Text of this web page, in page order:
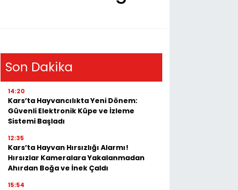
Son Dakika
14:20
Kars’ta Hayvancılıkta Yeni Dönem:
Güvenli Elektronik Küpe ve İzleme
Sistemi Başladı
12:35
Kars’ta Hayvan Hırsızlığı Alarmı!
Hırsızlar Kameralara Yakalanmadan
Ahırdan Boğa ve İnek Çaldı
15:54